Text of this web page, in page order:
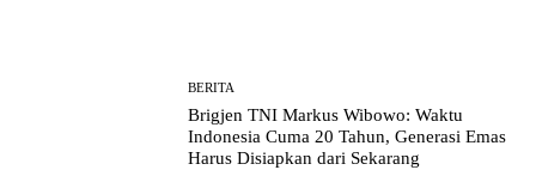
BERITA
Brigjen TNI Markus Wibowo: Waktu
Indonesia Cuma 20 Tahun, Generasi Emas
Harus Disiapkan dari Sekarang